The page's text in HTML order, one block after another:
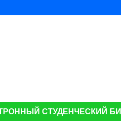
СТУДЕНЧЕСКИЙ